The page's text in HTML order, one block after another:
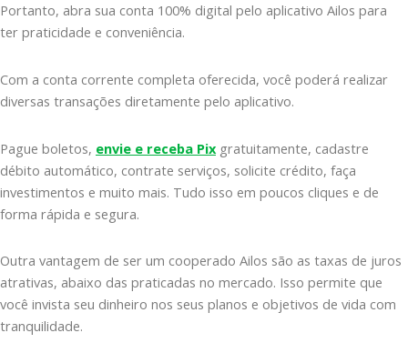
Portanto, abra sua conta 100% digital pelo aplicativo Ailos para
ter praticidade e conveniência.
Com a conta corrente completa oferecida, você poderá realizar
diversas transações diretamente pelo aplicativo.
Pague boletos, envie e receba Pix gratuitamente, cadastre
débito automático, contrate serviços, solicite crédito, faça
investimentos e muito mais. Tudo isso em poucos cliques e de
forma rápida e segura.
Outra vantagem de ser um cooperado Ailos são as taxas de juros
atrativas, abaixo das praticadas no mercado. Isso permite que
você invista seu dinheiro nos seus planos e objetivos de vida com
tranquilidade.